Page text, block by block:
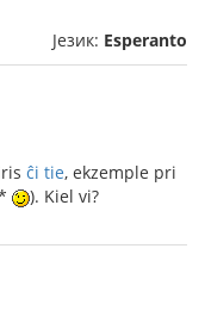
Језик: Esperanto
ĉi tie, ekzemple pri
). Kiel vi?